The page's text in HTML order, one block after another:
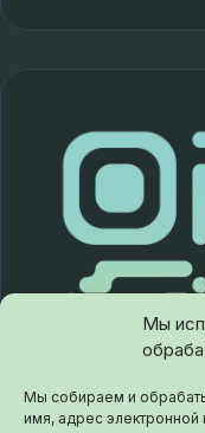
Мы
Мы собираем и
имя, адрес